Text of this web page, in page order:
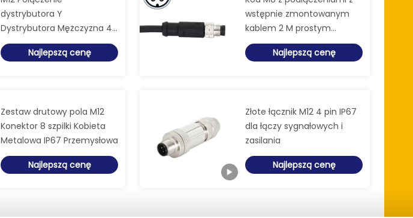
dystrybutora Y
Dystrybutora Mężczyzna 4
Pin Do Kobiety 4 Pin
KodującyNajlepszą cenę
wstępnie zmontowanym
kablem 2 M prostym
męskim 6 pinów kod 30V
Najlepszą cenę
Zestaw drutowy pola M12
Konektor 8 szpilki Kobieta
Metalowa IP67 Przemysłowa
Najlepszą cenę
Złote łącznik M12 4 pin IP67
dla łączy sygnałowych i
zasilania
Najlepszą cenę